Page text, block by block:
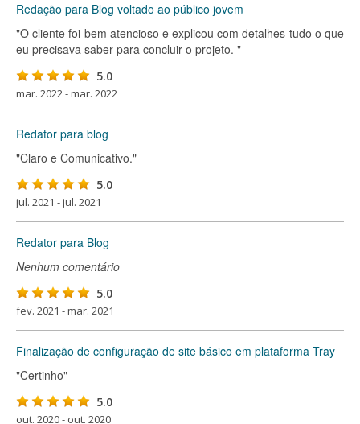
Redação para Blog voltado ao público jovem
"O cliente foi bem atencioso e explicou com detalhes tudo o que
eu precisava saber para concluir o projeto. "
5.0
mar. 2022 - mar. 2022
Redator para blog
"Claro e Comunicativo."
5.0
jul. 2021 - jul. 2021
Redator para Blog
Nenhum comentário
5.0
fev. 2021 - mar. 2021
Finalização de configuração de site básico em plataforma Tray
"Certinho"
5.0
out. 2020 - out. 2020